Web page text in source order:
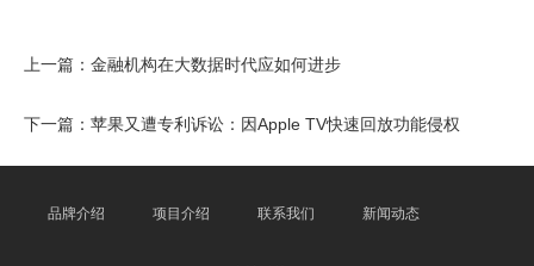
上一篇： 金融机构在大数据时代应如何进步
下一篇： 苹果又遭专利诉讼：因Apple TV快速回放功能侵权
品牌介绍 项目介绍 联系我们 新闻动态